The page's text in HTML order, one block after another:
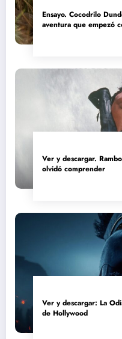
Ensayo. Cocodrilo
aventura que empezó
Ver y descargar.
olvidó comprender
Ver y descargar: La
de Hollywood